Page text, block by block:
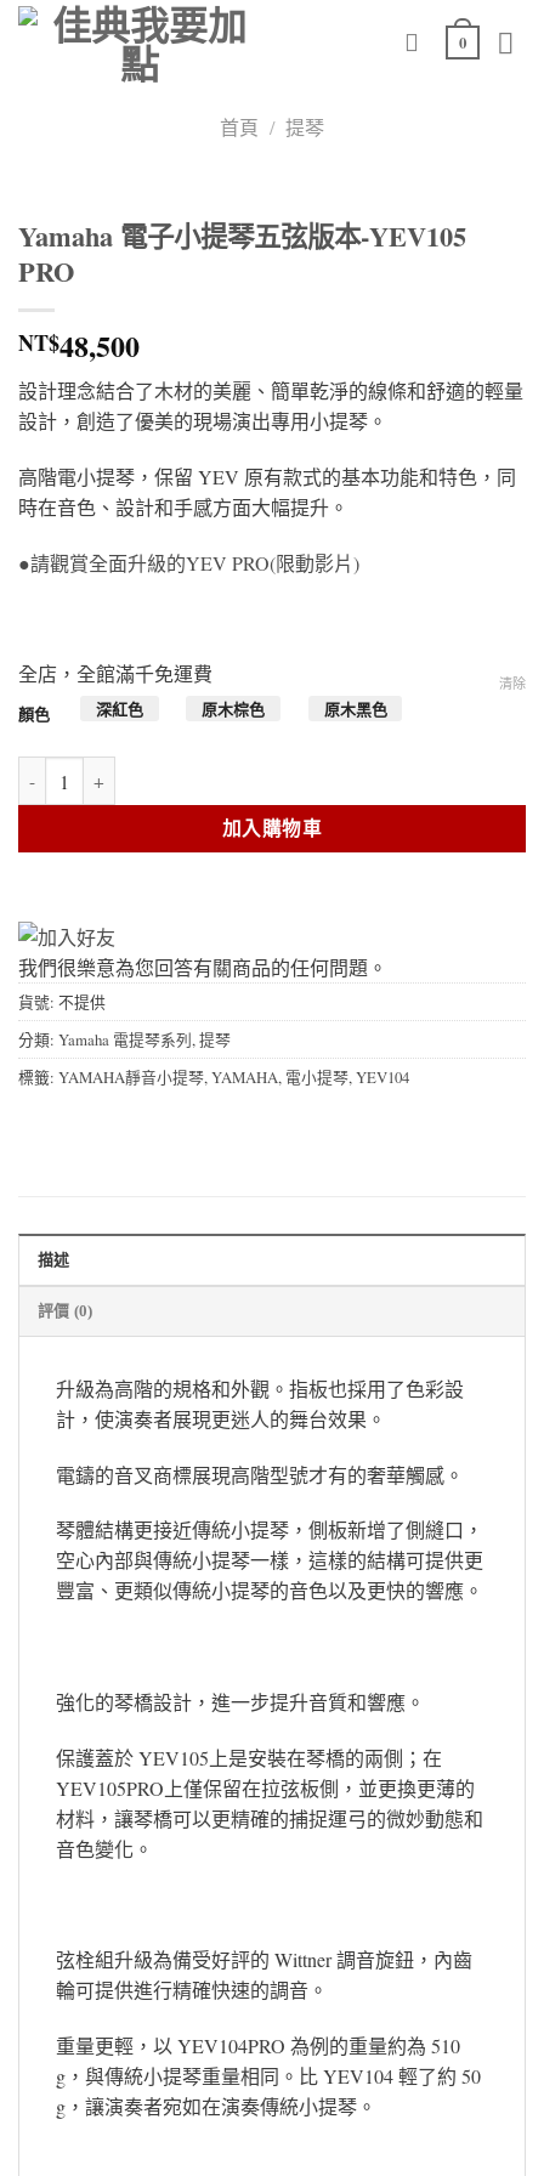
Skip
0
首頁 / 提琴
Yamaha 電子小提琴五弦版本-YEV105
PRO
NT$48,500
設計理念結合了木材的美麗、簡單乾淨的線條和舒適的輕量
設計，創造了優美的現場演出專用小提琴。
高階電小提琴，保留 YEV 原有款式的基本功能和特色，同
時在音色、設計和手感方面大幅提升。
●請觀賞全面升級的YEV PRO(限動影片)
全店，全館滿千免運費
顏色 深紅色 原木棕色 原木黑色
清除
加入購物車
我們很樂意為您回答有關商品的任何問題。
貨號: 不提供
分類: Yamaha 電提琴系列,提琴
標籤: YAMAHA靜音小提琴,YAMAHA, 電小提琴,YEV104
描述
評價 (0)
升級為高階的規格和外觀。指板也採用了色彩設
計，使演奏者展現更迷人的舞台效果。
電鑄的音叉商標展現高階型號才有的奢華觸感。
琴體結構更接近傳統小提琴，側板新增了側縫口，
空心內部與傳統小提琴一樣，這樣的結構可提供更
豐富、更類似傳統小提琴的音色以及更快的響應。
強化的琴橋設計，進一步提升音質和響應。
保護蓋於 YEV105上是安裝在琴橋的兩側；在
YEV105PRO上僅保留在拉弦板側，並更換更薄的
材料，讓琴橋可以更精確的捕捉運弓的微妙動態和
音色變化。
弦栓組升級為備受好評的 Wittner 調音旋鈕，內齒
輪可提供進行精確快速的調音。
重量更輕，以 YEV104PRO 為例的重量約為 510
g，與傳統小提琴重量相同。比 YEV104 輕了約 50
g，讓演奏者宛如在演奏傳統小提琴。